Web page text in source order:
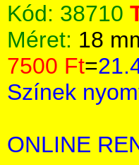
Kód: 38710
Méret: 18
7500 Ft=
Színek
ONLINE